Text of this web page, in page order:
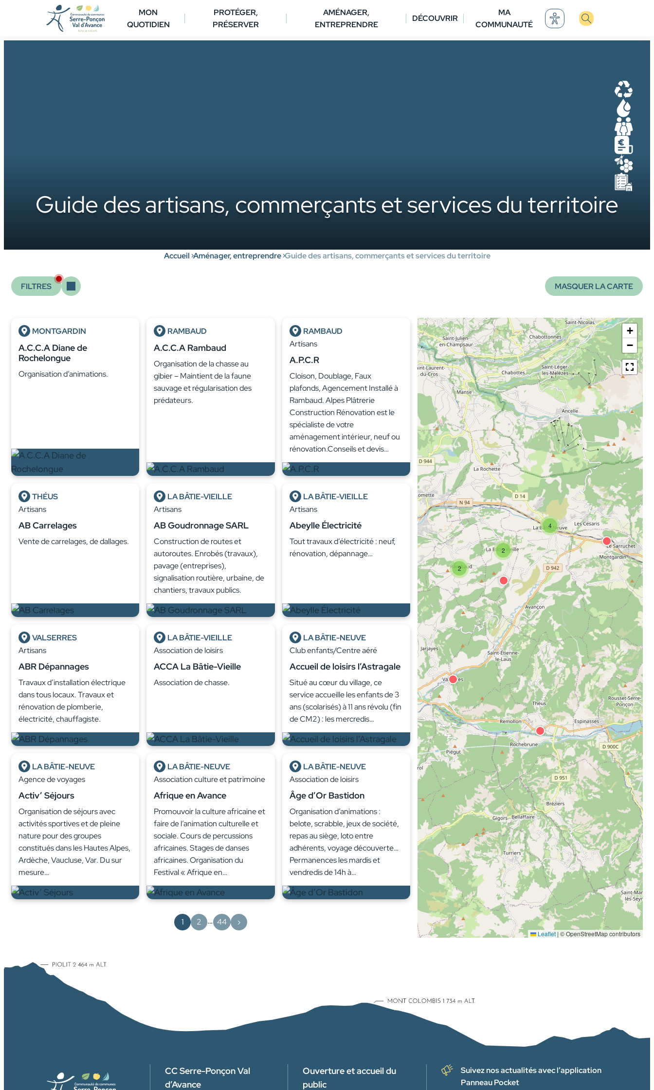
MON
QUOTIDIEN
PROTÉGER,
PRÉSERVER
AMÉNAGER,
ENTREPRENDRE
DÉCOUVRIR
MA
COMMUNAUTÉ
Guide des artisans, commerçants et services du territoire
Accueil Aménager, entreprendre Guide des artisans, commerçants et services du territoire
FILTRES MASQUER LA CARTE
MONTGARDIN
A.C.C.A Diane de
Rochelongue
Organisation d’animations.
RAMBAUD
A.C.C.A Rambaud
Organisation de la chasse au
gibier – Maintient de la faune
sauvage et régularisation des
prédateurs.
RAMBAUD
Artisans
A.P.C.R
Cloison, Doublage, Faux
plafonds, Agencement Installé à
Rambaud. Alpes Plâtrerie
Construction Rénovation est le
spécialiste de votre
aménagement intérieur, neuf ou
rénovation.Conseils et devis…
THÉUS
Artisans
AB Carrelages
Vente de carrelages, de dallages.
LA BÂTIE-VIEILLE
Artisans
AB Goudronnage SARL
Construction de routes et
autoroutes. Enrobés (travaux),
pavage (entreprises),
signalisation routière, urbaine, de
chantiers, travaux publics.
LA BÂTIE-VIEILLE
Artisans
Abeylle Électricité
Tout travaux d’électricité : neuf,
rénovation, dépannage…
VALSERRES
Artisans
ABR Dépannages
Travaux d’installation électrique
dans tous locaux. Travaux et
rénovation de plomberie,
électricité, chauffagiste.
LA BÂTIE-VIEILLE
Association de loisirs
ACCA La Bâtie-Vieille
Association de chasse.
LA BÂTIE-NEUVE
Club enfants/Centre aéré
Accueil de loisirs l’Astragale
Situé au cœur du village, ce
service accueille les enfants de 3
ans (scolarisés) à 11 ans révolu (fin
de CM2) : les mercredis…
LA BÂTIE-NEUVE
Agence de voyages
Activ’ Séjours
Organisation de séjours avec
activités sportives et de pleine
nature pour des groupes
constitués dans les Hautes Alpes,
Ardèche, Vaucluse, Var. Du sur
mesure…
LA BÂTIE-NEUVE
Association culture et patrimoine
Afrique en Avance
Promouvoir la culture africaine et
faire de l’animation culturelle et
sociale. Cours de percussions
africaines. Stages de danses
africaines. Organisation du
Festival « Afrique en…
LA BÂTIE-NEUVE
Association de loisirs
Âge d’Or Bastidon
Organisation d’animations :
belote, scrabble, jeux de société,
repas au siège, loto entre
adhérents, voyage découverte…
Permanences les mardis et
vendredis de 14h à…
1 2 … 44 ›
4
2
2
+
−
Leaflet | © OpenStreetMap contributors
CC Serre-Ponçon Val
d’Avance
Ouverture et accueil du
public
Suivez nos actualités avec l’application
Panneau Pocket